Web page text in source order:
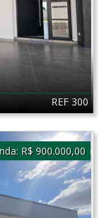
REF 300
R$ 900.000,00